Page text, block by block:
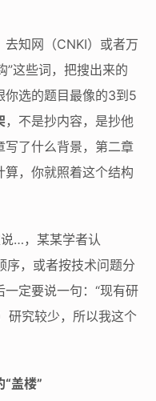
知网（CNKI）或者万
”这些词，把搜出来的
你选的题目最像的3到5
，不是抄内容，是抄他
写了什么背景，第二章
，你就照着这个结构
…，某某学者认
序，或者按技术问题分
定要说一句：“现有研
研究较少，所以我这个
盖楼”